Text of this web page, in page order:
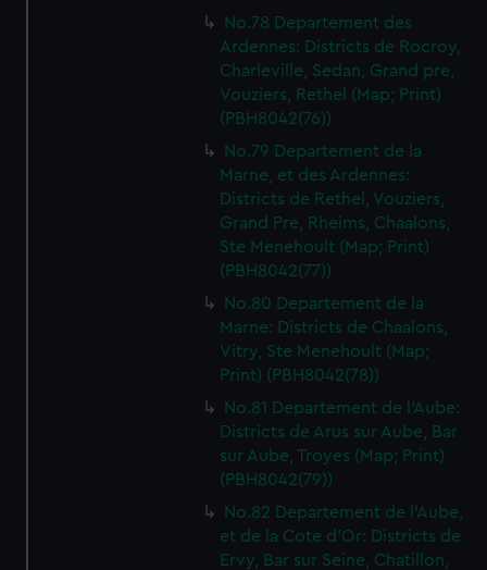
No.78 Departement des
Ardennes: Districts de Rocroy,
Charleville, Sedan, Grand pre,
Vouziers, Rethel (Map; Print)
(PBH8042(76))
No.79 Departement de la
Marne, et des Ardennes:
Districts de Rethel, Vouziers,
Grand Pre, Rheims, Chaalons,
Ste Menehoult (Map; Print)
(PBH8042(77))
No.80 Departement de la
Marne: Districts de Chaalons,
Vitry, Ste Menehoult (Map;
Print) (PBH8042(78))
No.81 Departement de l'Aube:
Districts de Arus sur Aube, Bar
sur Aube, Troyes (Map; Print)
(PBH8042(79))
No.82 Departement de l'Aube,
et de la Cote d'Or: Districts de
Ervy, Bar sur Seine, Chatillon,